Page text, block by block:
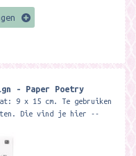
- Paper Poetry
9 x 15 cm. Te gebruiken
Die vind je hier --